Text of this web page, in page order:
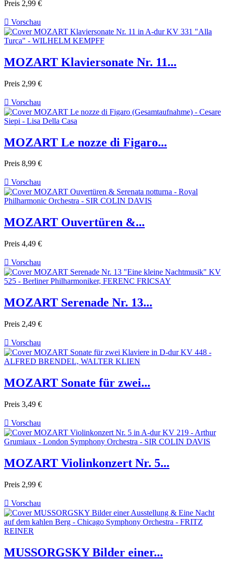
Preis 2,99 €
 Vorschau
MOZART Klaviersonate Nr. 11...
Preis 2,99 €
 Vorschau
MOZART Le nozze di Figaro...
Preis 8,99 €
 Vorschau
MOZART Ouvertüren &...
Preis 4,49 €
 Vorschau
MOZART Serenade Nr. 13...
Preis 2,49 €
 Vorschau
MOZART Sonate für zwei...
Preis 3,49 €
 Vorschau
MOZART Violinkonzert Nr. 5...
Preis 2,99 €
 Vorschau
MUSSORGSKY Bilder einer...